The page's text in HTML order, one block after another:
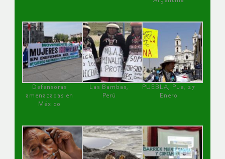
Defensoras
amenazadas en
México
Las Bambas,
Perú
PUEBLA, Pue, 27
Enero